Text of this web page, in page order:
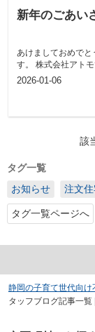
新年のごあい
あけましておめでと
す。 株式会社アト
様、年末年始はいか
2026-01-06
該
タグ一覧
お知らせ
注文
タグ一覧ページへ
静岡の子育て世代向
タッフブログ記事一